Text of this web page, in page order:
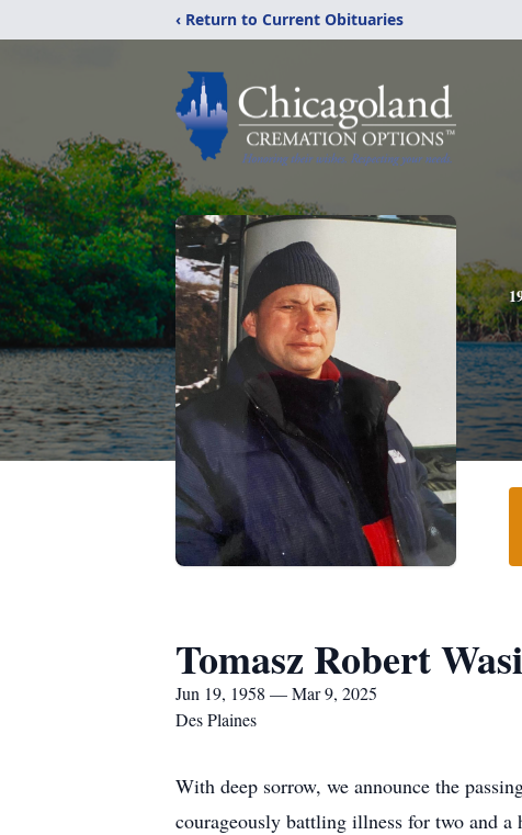
‹ Return to Current Obituaries
Tomasz Robert
Jun 19, 1958 — Mar 9, 2025
Des Plaines
With deep sorrow, we announce the
courageously battling illness for two and a